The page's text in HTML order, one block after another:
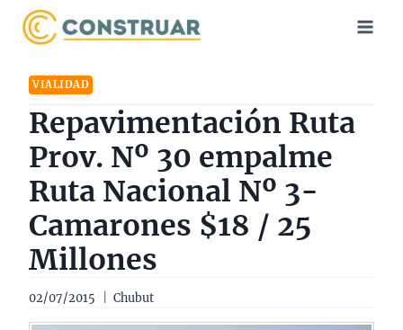
Saltar
VIALIDAD
Repavimentación Ruta
Prov. Nº 30 empalme
Ruta Nacional Nº 3-
Camarones $18 / 25
Millones
02/07/2015 Chubut